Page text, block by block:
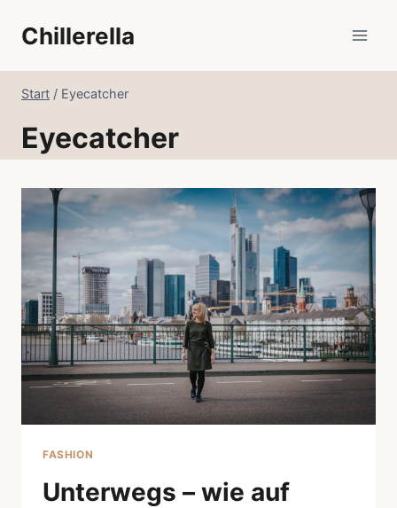
InhaltChillerella
Start / Eyecatcher
Eyecatcher
FASHION
Unterwegs – wie auf